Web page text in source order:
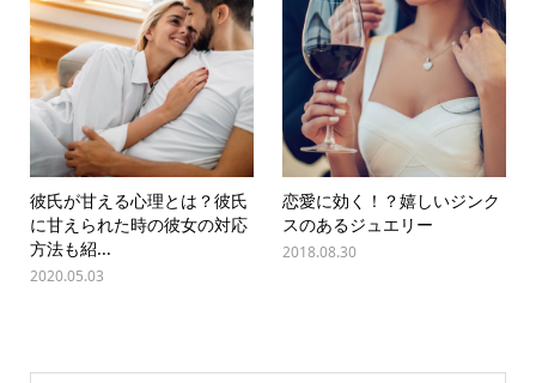
彼氏が甘える心理とは？彼氏
に甘えられた時の彼女の対応
方法も紹...
2020.05.03
恋愛に効く！？嬉しいジンク
スのあるジュエリー
2018.08.30